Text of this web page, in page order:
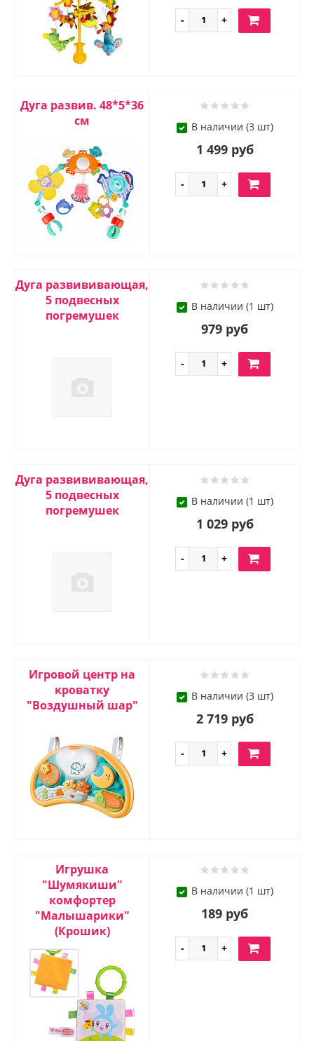
Дуга развив. 48*5*36
см
В наличии (3 шт)
1 499 руб
Дуга развививающая,
5 подвесных
погремушек
В наличии (1 шт)
979 руб
Дуга развививающая,
5 подвесных
погремушек
В наличии (1 шт)
1 029 руб
Игровой центр на
кроватку
"Воздушный шар"
В наличии (3 шт)
2 719 руб
Игрушка
"Шумякиши"
комфортер
"Малышарики"
(Крошик)
В наличии (1 шт)
189 руб